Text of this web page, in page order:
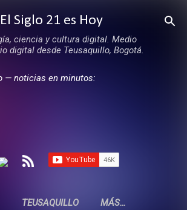
Ir al contenido principal
El Siglo 21 es Hoy
ciencia y cultura digital. Medio
digital desde Teusaquillo, Bogotá.
— noticias en minutos:
TEUSAQUILLO MÁS…